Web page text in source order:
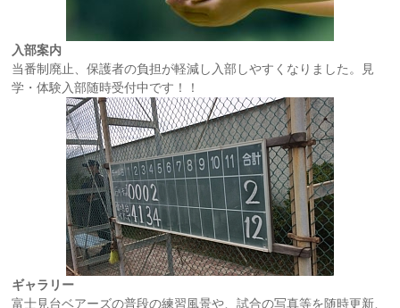
入部案内
当番制廃止、保護者の負担が軽減し入部しやすくなりました。見
学・体験入部随時受付中です！！
ギャラリー
富士見台ベアーズの普段の練習風景や、試合の写真等を随時更新、